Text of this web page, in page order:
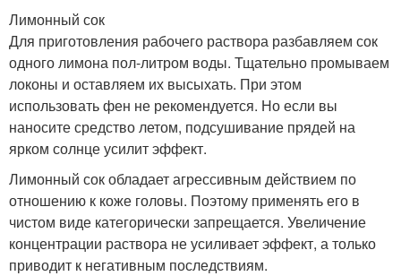
Лимонный сок
Для приготовления рабочего раствора разбавляем сок
одного лимона пол-литром воды. Тщательно промываем
локоны и оставляем их высыхать. При этом
использовать фен не рекомендуется. Но если вы
наносите средство летом, подсушивание прядей на
ярком солнце усилит эффект.
Лимонный сок обладает агрессивным действием по
отношению к коже головы. Поэтому применять его в
чистом виде категорически запрещается. Увеличение
концентрации раствора не усиливает эффект, а только
приводит к негативным последствиям.